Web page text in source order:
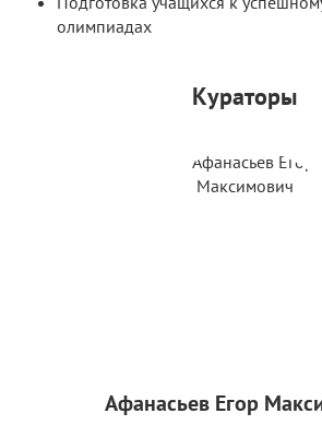
олимпиадах
Кураторы
Афанасьев Егор